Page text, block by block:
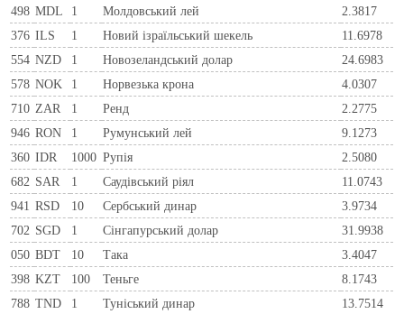
498 MDL 1 Молдовський лей
2.3817
376 ILS 1 Новий ізраїльський шекель
11.6978
554 NZD 1 Новозеландський долар
24.6983
578 NOK 1 Норвезька крона
4.0307
710 ZAR 1 Ренд
2.2775
946 RON 1 Румунський лей
9.1273
360 IDR 1000 Рупія
2.5080
682 SAR 1 Саудівський ріял
11.0743
941 RSD 10 Сербський динар
3.9734
702 SGD 1 Сінгапурський долар
31.9938
050 BDT 10 Така
3.4047
398 KZT 100 Теньге
8.1743
788 TND 1 Туніський динар 13.7514